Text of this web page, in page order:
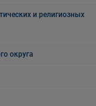
и религиозных
округа